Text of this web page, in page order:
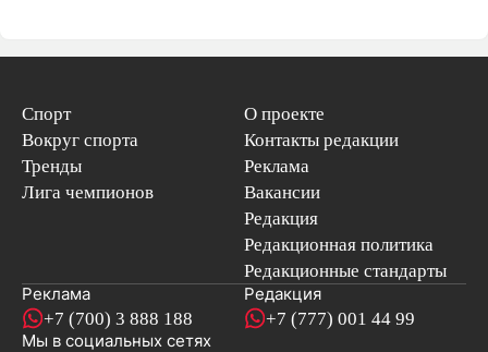
Спорт
Вокруг спорта
Тренды
Лига чемпионов
О проекте
Контакты редакции
Реклама
Вакансии
Редакция
Редакционная политика
Редакционные стандарты
Реклама
+7 (700) 3 888 188
Редакция
+7 (777) 001 44 99
Мы в социальных сетях